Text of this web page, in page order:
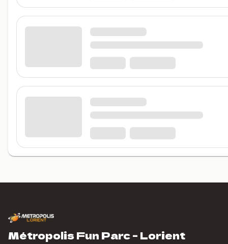
Métropolis Fun Parc - Lorient